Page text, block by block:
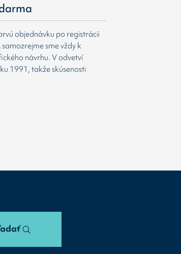
objednávku po registrácii
sme vždy k
návrhu. V odvetví
1991, takže skúsenosti